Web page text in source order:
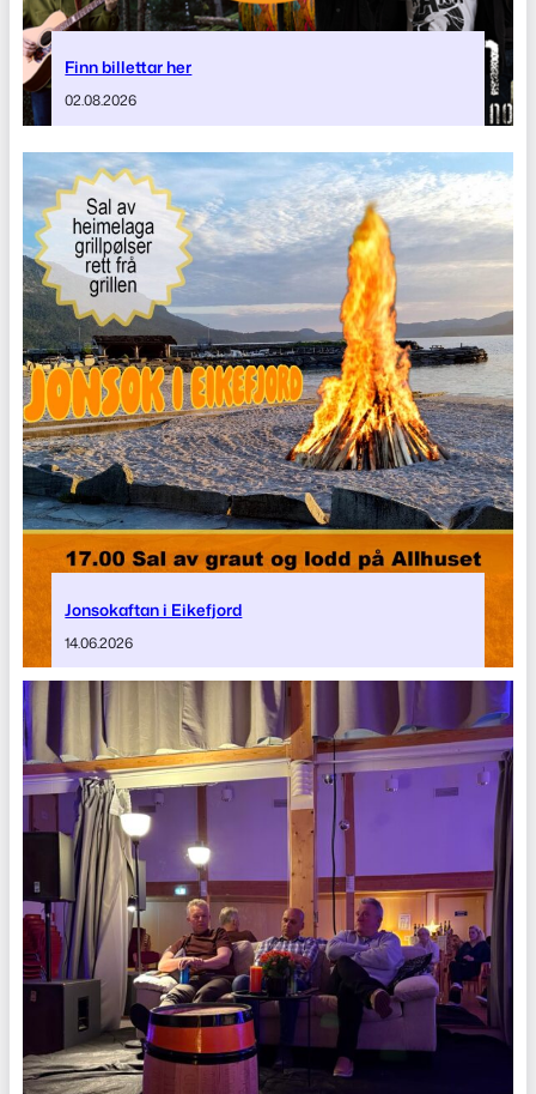
Finn billettar her
02.08.2026
Jonsokaftan i Eikefjord
14.06.2026